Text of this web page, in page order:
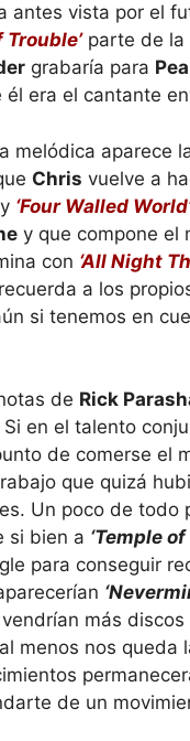
antes vista por el
Trouble’parte de la
grabaría para
era el cantante
melódica aparece
Chris vuelve a
‘Four Walled
y que compone el
con ‘All Night
a los
si tenemos en
de Rick
en el talento
de comerse el
que quizá
Un poco de
si bien a ‘Temple
para conseguir
más
menos nos queda
de un